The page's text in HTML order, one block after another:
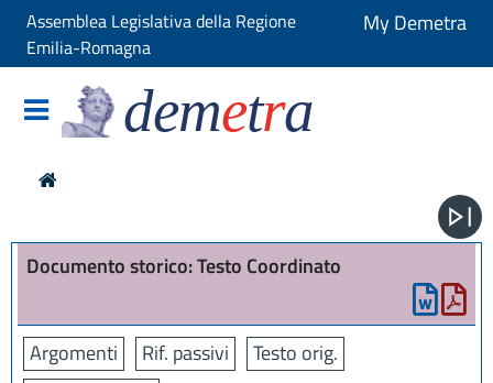
Assemblea Legislativa della Regione
Emilia-Romagna
My Demetra
demetra
Documento storico: Testo Coordinato
Argomenti Rif. passivi
Testo orig.